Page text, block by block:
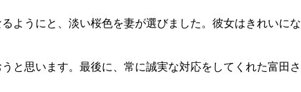
うにと、淡い桜色を妻が選びました。彼女はきれいに
と思います。最後に、常に誠実な対応をしてくれた富田